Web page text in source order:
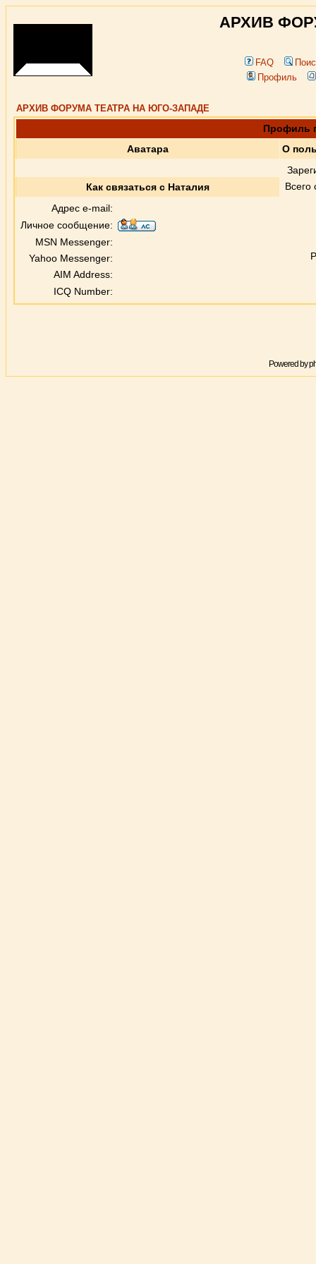
АРХИВ
FAQ
Профиль
АРХИВ ФОРУМА ТЕАТРА НА ЮГО-ЗАПАДЕ
Профиль
Аватара
О
Как связаться с Наталия
Адрес e-mail:
Личное сообщение:
MSN Messenger:
Yahoo Messenger:
AIM Address:
ICQ Number:
Powered by